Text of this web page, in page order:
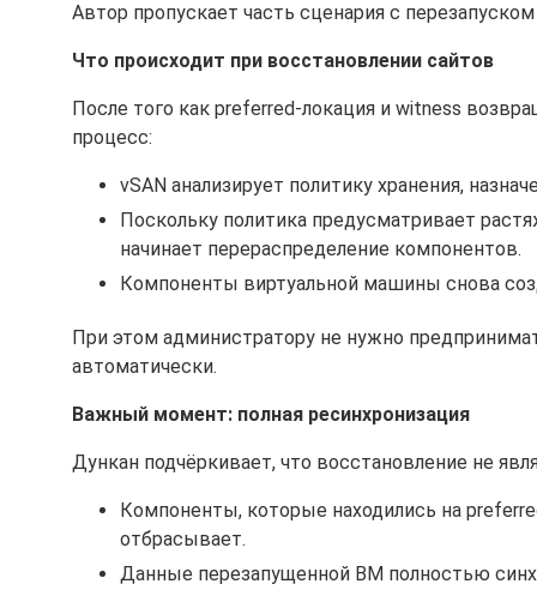
Автор пропускает часть сценария с
Что происходит при восстановлении сайтов
После того как preferred-локация и witness
процесс:
vSAN анализирует политику хранения,
Поскольку политика предусматривает
начинает перераспределение компонентов.
Компоненты виртуальной машины снова
При этом администратору не нужно
автоматически.
Важный момент: полная ресинхронизация
Дункан подчёркивает, что восстановление не
Компоненты, которые находились на
отбрасывает.
Данные перезапущенной ВМ полностью